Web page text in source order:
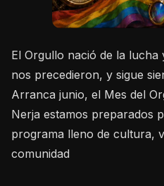
El Orgullo nació de la lucha
nos precedieron, y sigue
Arranca junio, el Mes del
Nerja estamos preparados
programa lleno de cultura,
comunidad